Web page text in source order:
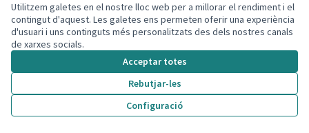
Utilitzem galetes en el nostre lloc web per a millorar el rendiment i el
contingut d'aquest. Les galetes ens permeten oferir una experiència
d'usuari i uns continguts més personalitzats des dels nostres canals
de xarxes socials.
Acceptar totes
Rebutjar-les
Configuració